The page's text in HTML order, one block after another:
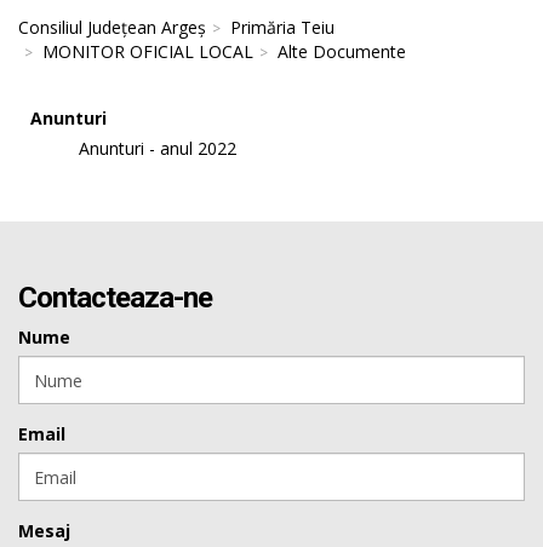
Consiliul Județean Argeș
Primăria Teiu
MONITOR OFICIAL LOCAL
Alte Documente
Anunturi
Anunturi - anul 2022
Contacteaza-ne
Nume
Email
Mesaj